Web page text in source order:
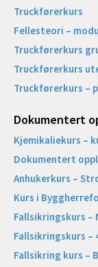
Truckførerkurs
Fellesteori –
Truckførerkurs
Truckførerkurs
Truckførerkurs –
Dokumentert
Kjemikaliekurs –
Dokumentert
Anhukerkurs –
Kurs i
Fallsikringskurs –
Fallsikringskurs –
Fallsikring kurs –